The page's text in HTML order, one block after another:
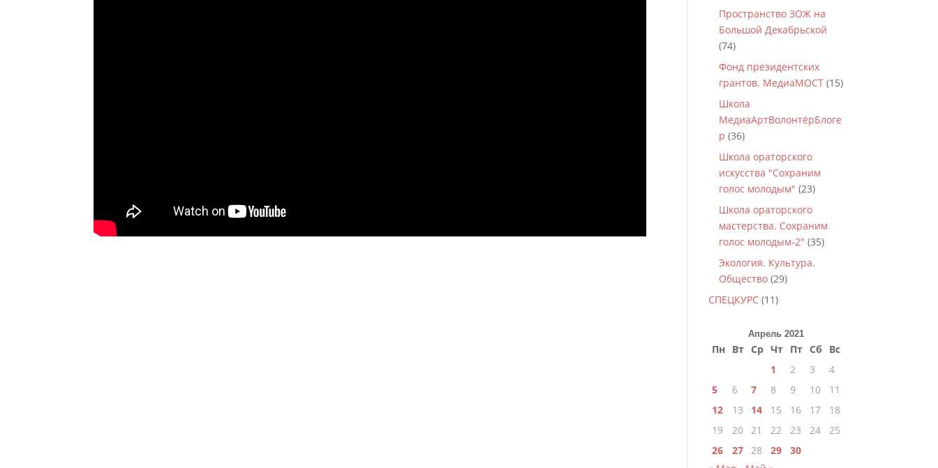
Пространство ЗОЖ на
Большой Декабрьской
(74)
Фонд президентских
грантов. МедиаМОСТ (15)
Школа
МедиаАртВолонтёрБлоге
р (36)
Школа ораторского
искусства "Сохраним
голос молодым" (23)
Школа ораторского
мастерства. Сохраним
голос молодым-2" (35)
Экология. Культура.
Общество (29)
СПЕЦКУРС (11)
Апрель 2021
Пн Вт Ср Чт Пт Сб
Вс
1
2 3
4
5
6 7 8 9 10
11
12
13 14 15 16 17
18
19
20 21 22 23 24
25
26
27 28 29
30